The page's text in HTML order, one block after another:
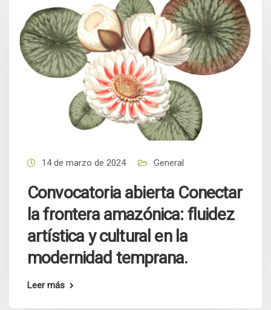
14 de marzo de 2024 General
Convocatoria abierta Conectar
la frontera amazónica: fluidez
artística y cultural en la
modernidad temprana.
Leer más